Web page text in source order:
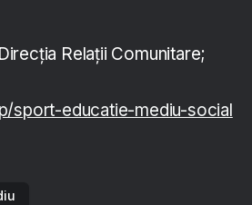
Relații Comunitare;
sport-educatie-mediu-social